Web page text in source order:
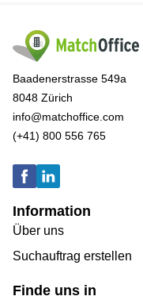
Baadenerstrasse 549a
8048 Zürich
info@matchoffice.com
(+41) 800 556 765
Information
Über uns
Suchauftrag erstellen
Finde uns in